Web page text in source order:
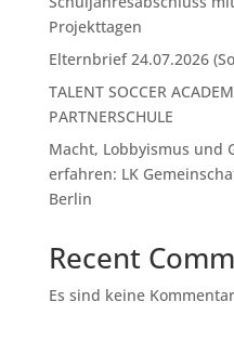
Projekttagen
Elternbrief 24.07.2026
TALENT SOCCER
PARTNERSCHULE
Macht, Lobbyismus und
erfahren: LK
Berlin
Recent
Es sind keine